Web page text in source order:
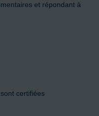
et répondant à
certifiées